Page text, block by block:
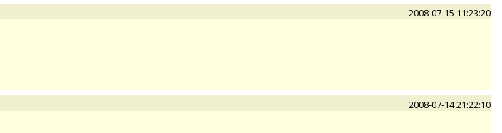
2008-07-15 11:23:20
2008-07-14 21:22:10